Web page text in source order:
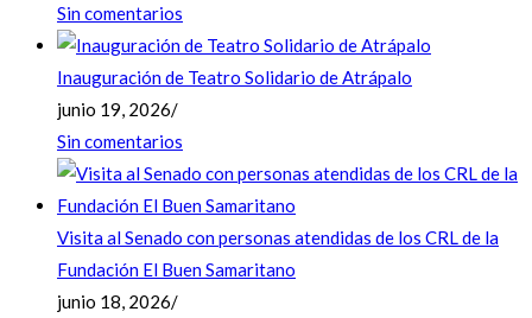
Sin comentarios
Inauguración de Teatro Solidario de Atrápalo
junio 19, 2026/
Sin comentarios
Visita al Senado con personas atendidas de los CRL de la
Fundación El Buen Samaritano
junio 18, 2026/